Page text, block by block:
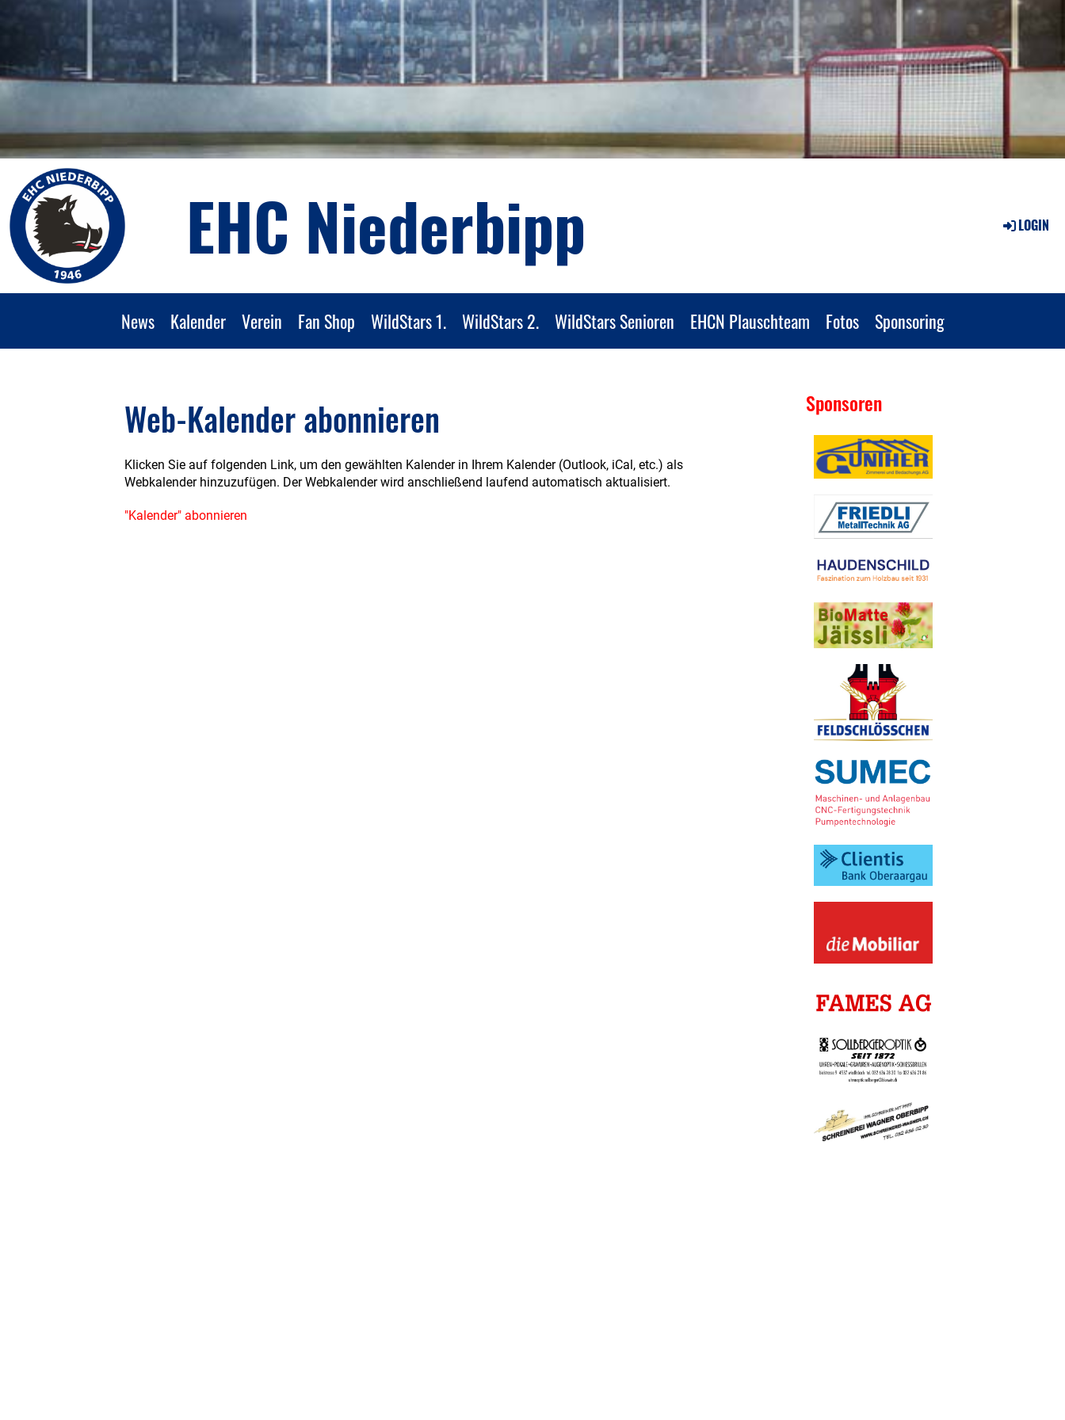
EHC Niederbipp LOGIN
News Kalender Verein Fan Shop WildStars 1. WildStars 2. WildStars Senioren EHCN Plauschteam Fotos Sponsoring
Web-Kalender abonnieren
Klicken Sie auf folgenden Link, um den gewählten Kalender in Ihrem Kalender (Outlook, iCal, etc.) als
Webkalender hinzuzufügen. Der Webkalender wird anschließend laufend automatisch aktualisiert.
"Kalender" abonnieren
Sponsoren